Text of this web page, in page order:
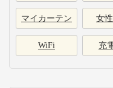
マイカーテン 女
WiFi 充